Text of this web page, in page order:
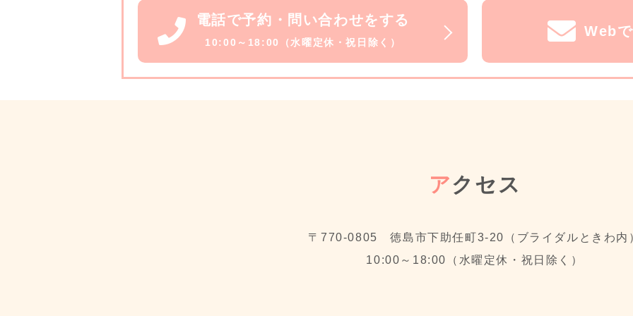
電話で予約・問い合わせをする
10:00～18:00（水曜定休・祝日除く）
Web
アクセス
〒770-0805 徳島市下助任町3-20（ブライダルときわ内
10:00～18:00（水曜定休・祝日除く）